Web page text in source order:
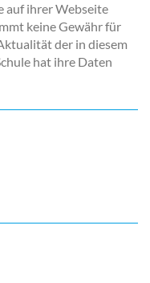
auf ihrer Webseite
keine Gewähr für
der in diesem
hat ihre Daten